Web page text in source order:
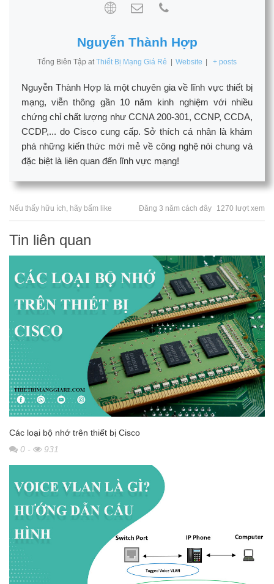
Nguyễn Thành Hợp
Tổng Biên Tập at Thiết Bị Mạng Giá Rẻ Website + posts
Nguyễn Thành Hợp là một chuyên gia về lĩnh vực thiết bị
mạng, viễn thông gần 10 năm kinh nghiệm với nhiều
chứng chỉ chất lượng như CCNA 200-301, CCNP, CCDA,
CCDP,... do Cisco cung cấp. Sở thích cá nhân là khám
phá những kiến thức mới mẻ về công nghệ nói chung và
đặc biệt là liên quan đến lĩnh vực mạng!
Nếu thấy hữu ích, hãy bấm like Đăng 3 năm cách đây 1270 lượt xem
Tin liên quan
Các loại bộ nhớ trên thiết bị Cisco
0 - 931